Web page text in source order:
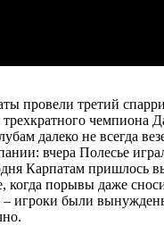
провели третий
трехкратного чемпиона
далеко не всегда
вчера Полесье
Карпатам пришлось
когда порывы даже
– игроки были